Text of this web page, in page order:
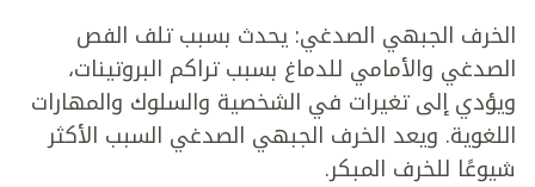
الخرف الجبهي الصدغي: يحدث بسبب تلف الفص
الصدغي والأمامي للدماغ بسبب تراكم البروتينات،
ويؤدي إلى تغيرات في الشخصية والسلوك والمهارات
اللغوية. ويعد الخرف الجبهي الصدغي السبب الأكثر
شيوعًا للخرف المبكر.